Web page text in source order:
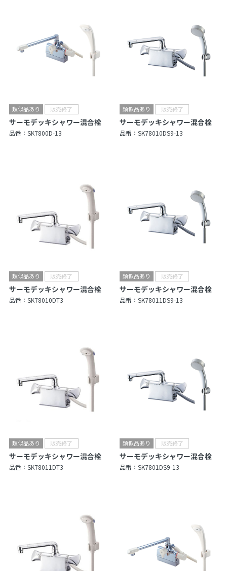
サーモデッキシャワー混合栓
品番： SK7800D-13
サーモデッキシャワー混合栓
品番：SK78010DS9-13
サーモデッキシャワー混合栓
品番： SK78010DT3
サーモデッキシャワー混合栓
品番：SK78011DS9-13
サーモデッキシャワー混合栓
品番： SK78011DT3
サーモデッキシャワー混合栓
品番：SK7801DS9-13